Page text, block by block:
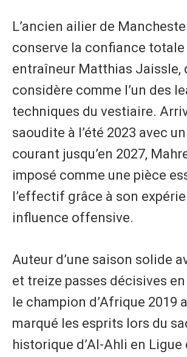
L’ancien ailier de
conserve la confiance totale
entraîneur Matthias Jaissle,
considère comme l’un des
techniques du vestiaire.
saoudite à l’été 2023 avec
courant jusqu’en 2027,
imposé comme une pièce
l’effectif grâce à son
influence offensive.
Auteur d’une saison solide
et treize passes décisives
le champion d’Afrique 2019
marqué les esprits lors du
historique d’Al-Ahli en Ligue